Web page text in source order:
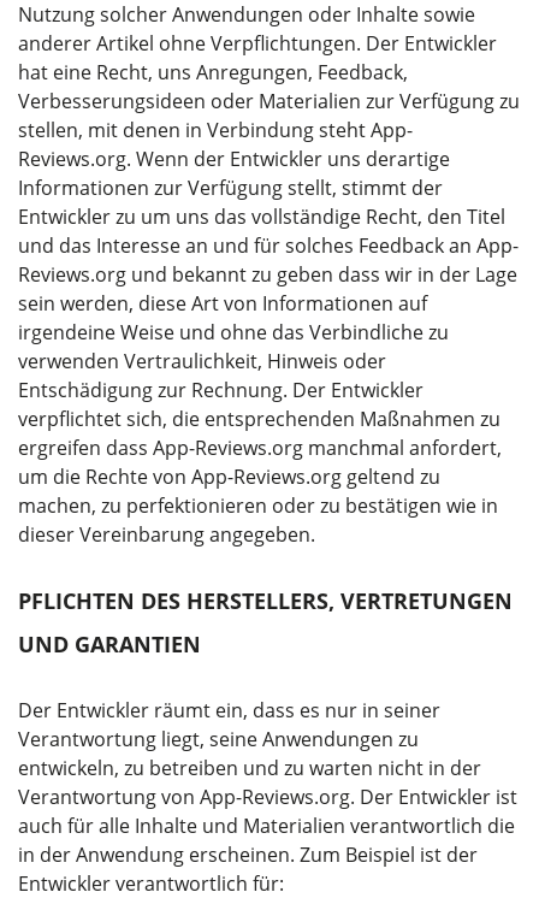
Nutzung solcher Anwendungen oder Inhalte sowie
anderer Artikel ohne Verpflichtungen. Der Entwickler
hat eine Recht, uns Anregungen, Feedback,
Verbesserungsideen oder Materialien zur Verfügung zu
stellen, mit denen in Verbindung steht App-
Reviews.org. Wenn der Entwickler uns derartige
Informationen zur Verfügung stellt, stimmt der
Entwickler zu um uns das vollständige Recht, den Titel
und das Interesse an und für solches Feedback an App-
Reviews.org und bekannt zu geben dass wir in der Lage
sein werden, diese Art von Informationen auf
irgendeine Weise und ohne das Verbindliche zu
verwenden Vertraulichkeit, Hinweis oder
Entschädigung zur Rechnung. Der Entwickler
verpflichtet sich, die entsprechenden Maßnahmen zu
ergreifen dass App-Reviews.org manchmal anfordert,
um die Rechte von App-Reviews.org geltend zu
machen, zu perfektionieren oder zu bestätigen wie in
dieser Vereinbarung angegeben.
PFLICHTEN DES HERSTELLERS, VERTRETUNGEN
UND GARANTIEN
Der Entwickler räumt ein, dass es nur in seiner
Verantwortung liegt, seine Anwendungen zu
entwickeln, zu betreiben und zu warten nicht in der
Verantwortung von App-Reviews.org. Der Entwickler ist
auch für alle Inhalte und Materialien verantwortlich die
in der Anwendung erscheinen. Zum Beispiel ist der
Entwickler verantwortlich für: